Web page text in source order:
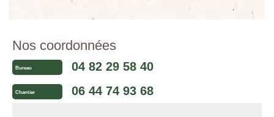
Nos coordonnées
Bureau 04 82 29 58 40
Chantier 06 44 74 93 68